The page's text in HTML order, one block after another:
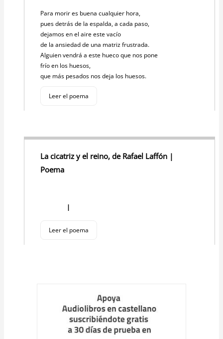
Para morir es buena cualquier hora,
pues detrás de la espalda, a cada paso,
dejamos en el aire este vacío
de la ansiedad de una matriz frustrada.
Alguien vendrá a este hueco que nos pone
frío en los huesos,
que más pesados nos deja los huesos.
Leer el poema
La cicatriz y el reino, de Rafael Laffón |
Poema
I
Leer el poema